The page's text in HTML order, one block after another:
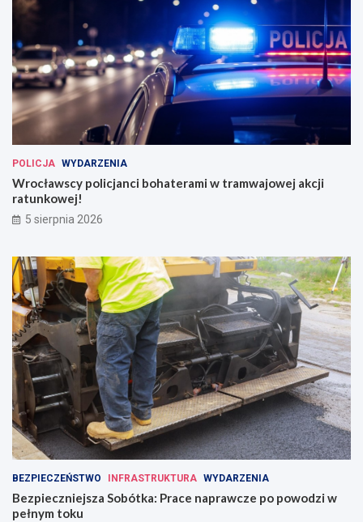
POLICJA WYDARZENIA
Wrocławscy policjanci bohaterami w tramwajowej akcji
ratunkowej!
5 sierpnia 2026
BEZPIECZEŃSTWO INFRASTRUKTURA WYDARZENIA
Bezpieczniejsza Sobótka: Prace naprawcze po powodzi w
pełnym toku